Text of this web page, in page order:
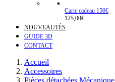
Carte cadeau 150€
125,00€
NOUVEAUTÉS
GUIDE 3D
CONTACT
Accueil
Accessoires
Pièces détachées Mécanique